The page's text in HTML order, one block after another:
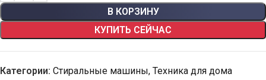
В КОРЗИНУ
КУПИТЬ СЕЙЧАС
Категории: Стиральные машины, Техника для дома